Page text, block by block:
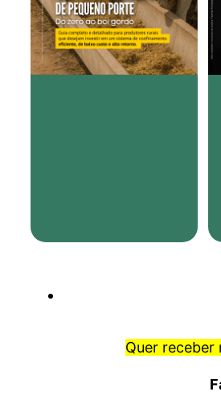
Quer receber